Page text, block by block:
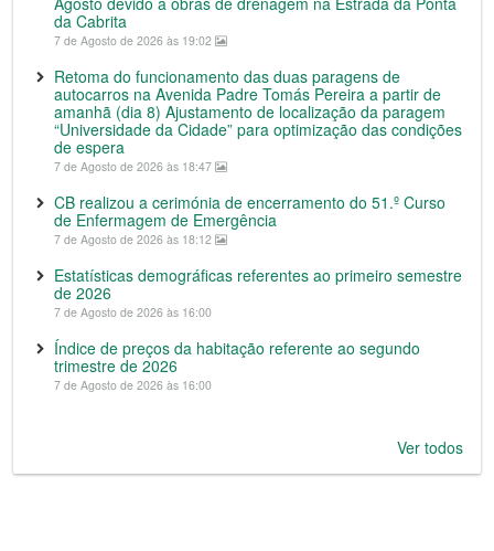
da Cabrita
7 de Agosto de 2026 às 19:02
Retoma do funcionamento das duas paragens de
autocarros na Avenida Padre Tomás Pereira a partir de
amanhã (dia 8) Ajustamento de localização da paragem
“Universidade da Cidade” para optimização das condições
de espera
7 de Agosto de 2026 às 18:47
CB realizou a cerimónia de encerramento do 51.º Curso
de Enfermagem de Emergência
7 de Agosto de 2026 às 18:12
Estatísticas demográficas referentes ao primeiro semestre
de 2026
7 de Agosto de 2026 às 16:00
Índice de preços da habitação referente ao segundo
trimestre de 2026
7 de Agosto de 2026 às 16:00
Ver todos